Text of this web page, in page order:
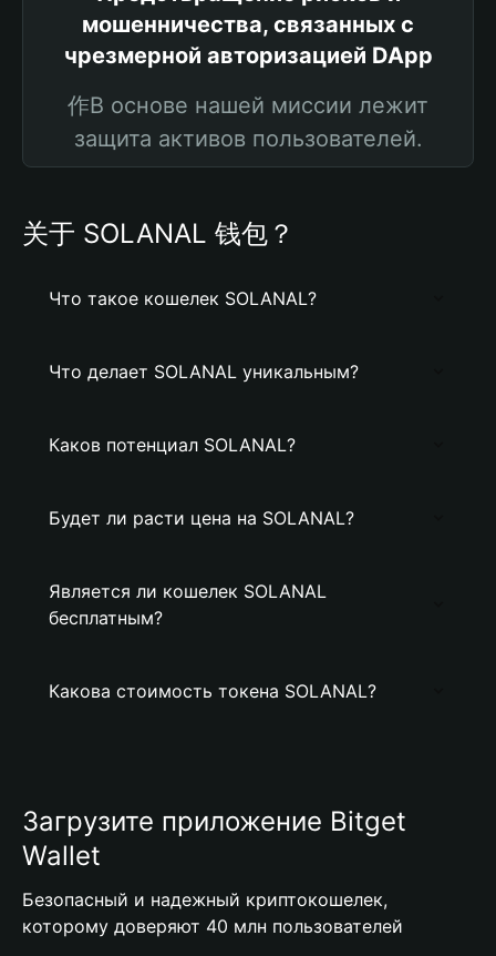
мошенничества, связанных с
чрезмерной авторизацией DApp
作В основе нашей миссии лежит
защита активов пользователей.
关于 SOLANAL 钱包？
Что такое кошелек SOLANAL?
Что делает SOLANAL уникальным?
Каков потенциал SOLANAL?
Будет ли расти цена на SOLANAL?
Является ли кошелек SOLANAL
бесплатным?
Какова стоимость токена SOLANAL?
Загрузите приложение Bitget
Wallet
Безопасный и надежный криптокошелек,
которому доверяют 40 млн пользователей